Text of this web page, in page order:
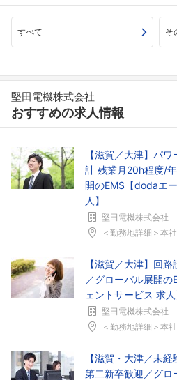
すべて そ
堅田電機株式会社
おすすめの求人情報
【滋賀／大津】パ
計 残業月20h程度/
開のEMS【dodaエ
人】
堅田電機株式会社
＜勤務地詳細＞本社
【滋賀／大津】回
／グローバル展開
ェントサービス 求人
堅田電機株式会社
＜勤務地詳細＞本社
【滋賀・大津／未
第二新卒歓迎／グロ